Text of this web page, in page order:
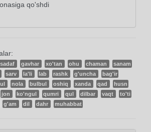
qo'shdi
sadaf gavhar xo'tan ohu chaman
sanam
sarv la'li lab rashk g'uncha
bag'ir
nola bulbul oshiq xanda qad
husn
jon ko'ngul qumri qul dilbar vaqt
to'ti
g'am dil dahr muhabbat